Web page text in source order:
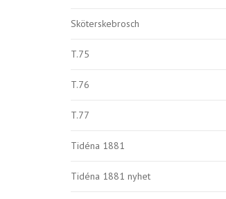
Sköterskebrosch
T.75
T.76
T.77
Tidéna 1881
Tidéna 1881 nyhet